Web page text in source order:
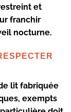
et
franchir
nocturne.
lit fabriquée
, exempts